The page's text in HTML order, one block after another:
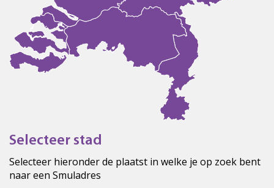
Selecteer stad
Selecteer hieronder de plaatst in welke je op zoek bent
naar een Smuladres